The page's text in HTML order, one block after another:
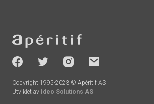
-
socials
Copyright 1995-2023 © Apéritif AS
Utviklet av Ideo Solutions AS